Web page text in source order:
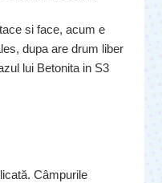
si face, acum e
dupa are drum liber
lui Betonita in S3
Câmpurile